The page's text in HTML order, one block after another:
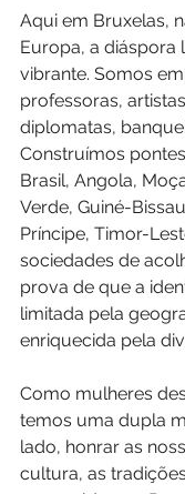
Aqui em Bruxelas,
Europa, a diáspora
vibrante. Somos
professoras,
diplomatas,
Construímos
Brasil, Angola,
Verde, Guiné-
Príncipe, Timor-
sociedades de
prova de que a
limitada pela
enriquecida pela
Como mulheres
temos uma dupla
lado, honrar as
cultura, as